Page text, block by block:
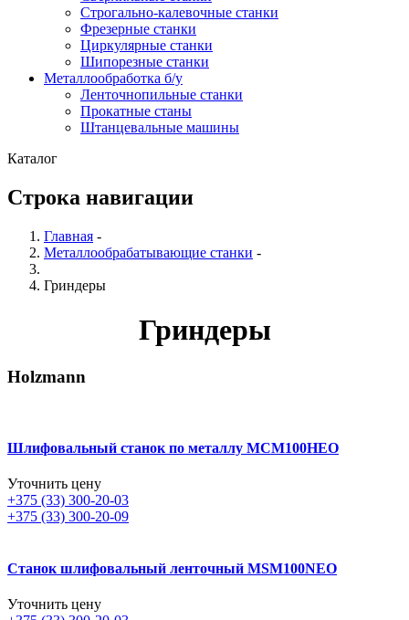
Строгально-калевочные станки
Фрезерные станки
Циркулярные станки
Шипорезные станки
Металлообработка б/у
Ленточнопильные станки
Прокатные станы
Штанцевальные машины
Каталог
Строка навигации
Главная -
Металлообрабатывающие станки -
Гриндеры
Гриндеры
Holzmann
Шлифовальный станок по металлу МСМ100НЕО
Уточнить цену
+375 (33) 300-20-03
+375 (33) 300-20-09
Станок шлифовальный ленточный MSM100NEO
Уточнить цену